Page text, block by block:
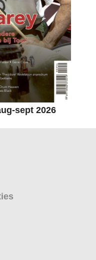
sept 2026